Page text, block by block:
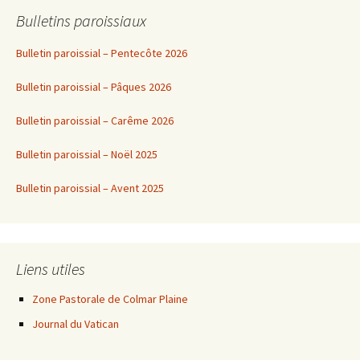
articles
Bulletins paroissiaux
Bulletin paroissial – Pentecôte 2026
Bulletin paroissial – Pâques 2026
Bulletin paroissial – Carême 2026
Bulletin paroissial – Noël 2025
Bulletin paroissial – Avent 2025
Liens utiles
Zone Pastorale de Colmar Plaine
Journal du Vatican